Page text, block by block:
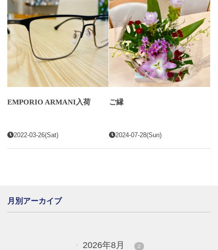
EMPORIO ARMANI入荷
2022-03-26(Sat)
ご縁
2024-07-28(Sun)
月別アーカイブ
2026年8月 2